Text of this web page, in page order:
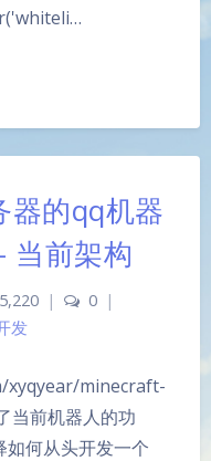
的qq机器
前架构
5,220 | 0
|
发
xyqyear/minecraft-
当前机器人的功
何从头开发一个